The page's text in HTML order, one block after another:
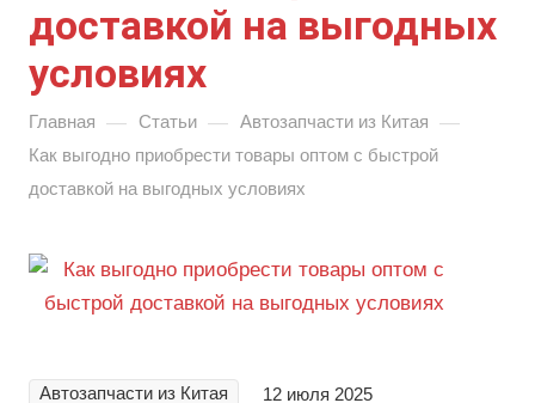
доставкой на выгодных
условиях
Главная — Статьи — Автозапчасти из Китая —
Как выгодно приобрести товары оптом с быстрой
доставкой на выгодных условиях
Автозапчасти из Китая 12 июля 2025